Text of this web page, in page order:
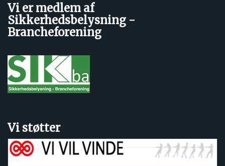
Vi er medlem af
Sikkerhedsbelysning -
Brancheforening
Vi støtter